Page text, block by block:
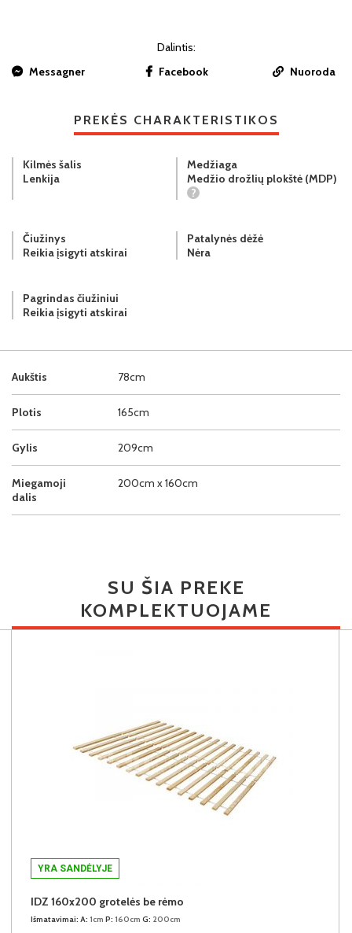
Dalintis:
Messagner
Facebook Nuoroda
PREKĖS CHARAKTERISTIKOS
Aukštis 78cm
Plotis 165cm
Gylis 209cm
Miegamoji
dalis
200cm x 160cm
Kilmės šalis
Lenkija
Medžiaga
Medžio drožlių plokštė (MDP)
?
Čiužinys
Reikia įsigyti atskirai
Patalynės dėžė
Nėra
Pagrindas čiužiniui
Reikia įsigyti atskirai
SU ŠIA PREKE
KOMPLEKTUOJAME
YRA SANDĖLYJE
IDZ 160x200 grotelės be rėmo
Išmatavimai: A: 1cm P: 160cm G: 200cm